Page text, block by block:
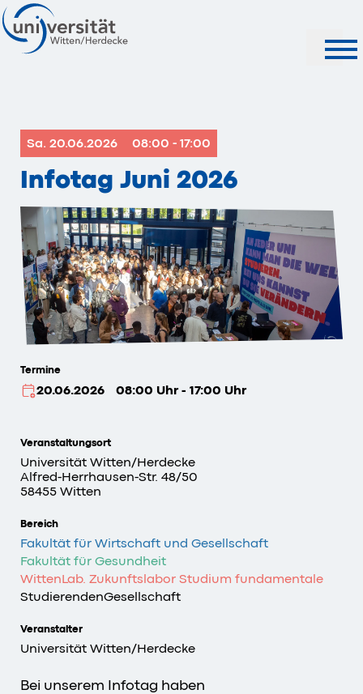
Sa. 20.06.2026 08:00 - 17:00
Infotag Juni 2026
Termine
20.06.2026 08:00 Uhr - 17:00 Uhr
Veranstaltungsort
Universität Witten/Herdecke
Alfred-Herrhausen-Str. 48/50
58455 Witten
Bereich
Fakultät für Wirtschaft und Gesellschaft
Fakultät für Gesundheit
WittenLab. Zukunftslabor Studium fundamentale
StudierendenGesellschaft
Veranstalter
Universität Witten/Herdecke
Bei unserem Infotag haben